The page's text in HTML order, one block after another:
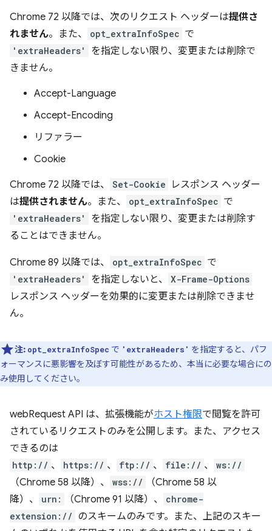
Chrome 72 以降では、次のリクエスト ヘッダーは提供さ
れません。また、 opt_extraInfoSpec で
'extraHeaders'
を指定しない限り、変更または削除で
きません。
Accept-Language
Accept-Encoding
リファラー
Cookie
Chrome 72 以降では、 Set-Cookie
レスポンス ヘッダー
は提供されません。また、 opt_extraInfoSpec で
'extraHeaders'
を指定しない限り、変更または削除す
ることはできません。
Chrome 89 以降では、 opt_extraInfoSpec で
'extraHeaders' を指定しないと、 X-Frame-Options
レスポンス ヘッダーを効果的に変更または削除できませ
ん。
注: opt_extraInfoSpec で 'extraHeaders' を指定すると、パフ
ォーマンスに悪影響を及ぼす可能性があるため、本当に必要な場合にの
み使用してください。
webRequest API は、拡張機能がホスト権限で閲覧を許可
されているリクエストのみを公開します。また、アクセス
できるのは
http:// 、 https:// 、 ftp:// 、 file:// 、 ws://
（Chrome 58 以降）、 wss://
（Chrome 58 以
降）、
urn: （Chrome 91 以降）、
chrome-
extension:// のスキームのみです。また、上記のスキー